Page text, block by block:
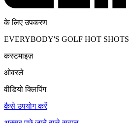
के लिए उपकरण
EVERYBODY'S GOLF HOT SHOTS
कस्टमाइज़
ओवरले
वीडियो क्लिपिंग
कैसे उपयोग करें